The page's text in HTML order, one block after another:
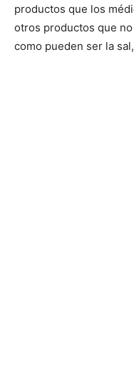
productos que los
otros productos que
como pueden ser la